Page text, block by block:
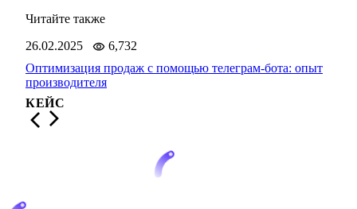
Читайте также
26.02.2025
6,732
Оптимизация продаж с помощью телеграм-бота: опыт
производителя
КЕЙС